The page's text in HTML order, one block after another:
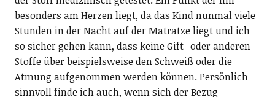
besonders am Herzen liegt, da das Kind nunmal viele
Stunden in der Nacht auf der Matratze liegt und ich
so sicher gehen kann, dass keine Gift- oder anderen
Stoffe über beispielsweise den Schweiß oder die
Atmung aufgenommen werden können. Persönlich
sinnvoll finde ich auch, wenn sich der Bezug